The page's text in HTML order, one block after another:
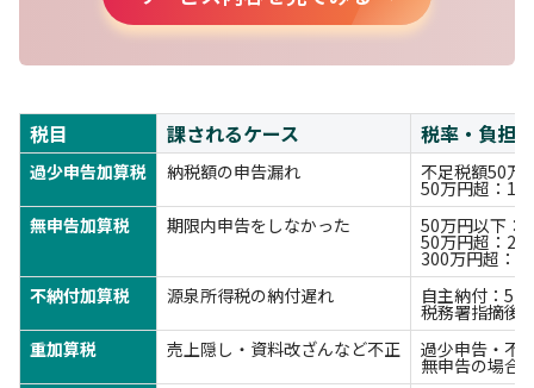
税目 課されるケース 税率・負担
過少申告加算税 納税額の申告漏れ 不足税額50万
50万円超：15
無申告加算税
期限内申告をしなかった 50万円以下：
50万円超：20
300万円超：
不納付加算税
源泉所得税の納付遅れ 自主納付：5％
税務署指摘後
重加算税
売上隠し・資料改ざんなど不正 過少申告・不
無申告の場合